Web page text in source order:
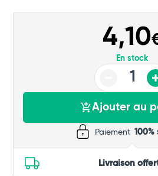
4,10
En stock
Ajouter au
Paiement 100%
Livraison